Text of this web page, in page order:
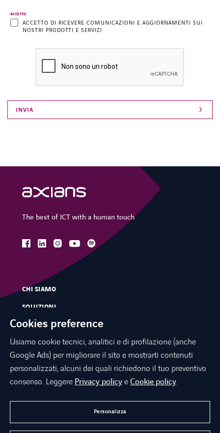
ACCETTO
ACCETTO DI RICEVERE COMUNICAZIONI E AGGIORNAMENTI SUI
NOSTRI PRODOTTI E SERVIZI
The best of ICT with a human touch
facebooklinkedininstagramyoutube
spotify
CHI SIAMO
SOLUZIONI
SERVIZI
MERCATI
INNOVAZIONE
CONTATTI
Cookies preference
Usiamo cookie tecnici, analitici e di profilazione (anche
Google Ads) per migliorare il sito e mostrarti contenuti
personalizzati, alcuni dei quali richiedono il tuo preventivo
consenso. Leggere Privacy policyeCookie policy
Personalizza